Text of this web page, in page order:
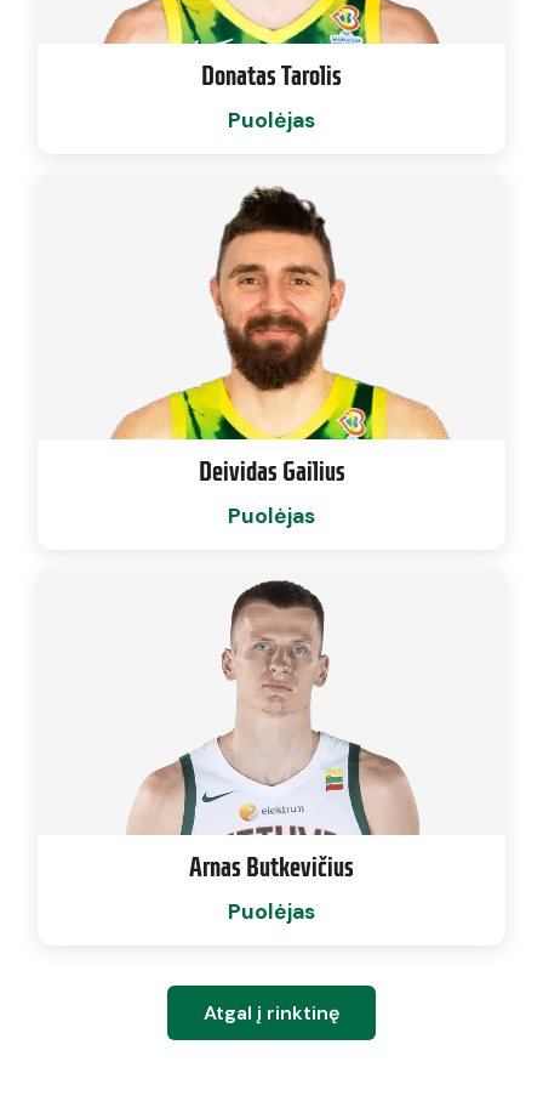
Donatas Tarolis
Puolėjas
Deividas Gailius
Puolėjas
Arnas Butkevičius
Puolėjas
Atgal į rinktinę